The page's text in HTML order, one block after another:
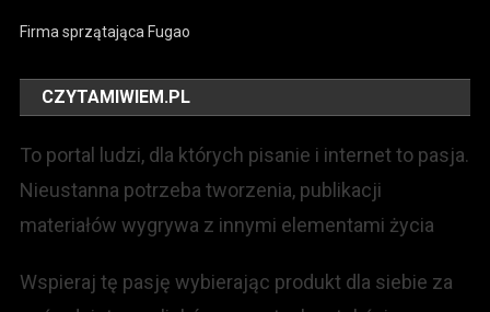
Firma sprzątająca Fugao
CZYTAMIWIEM.PL
To portal ludzi, dla których pisanie i internet to pasja.
Nieustanna potrzeba tworzenia, publikacji
materiałów wygrywa z innymi elementami życia
Wspieraj tę pasję wybierając produkt dla siebie za